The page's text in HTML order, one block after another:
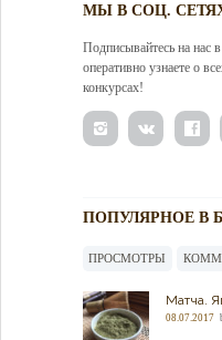
МЫ В СОЦ.
Подписывайтесь на нас
оперативно узнаете о
конкурсах!
ПОПУЛЯРНОЕ В
ПРОСМОТРЫ
Матча.
08.07.2017